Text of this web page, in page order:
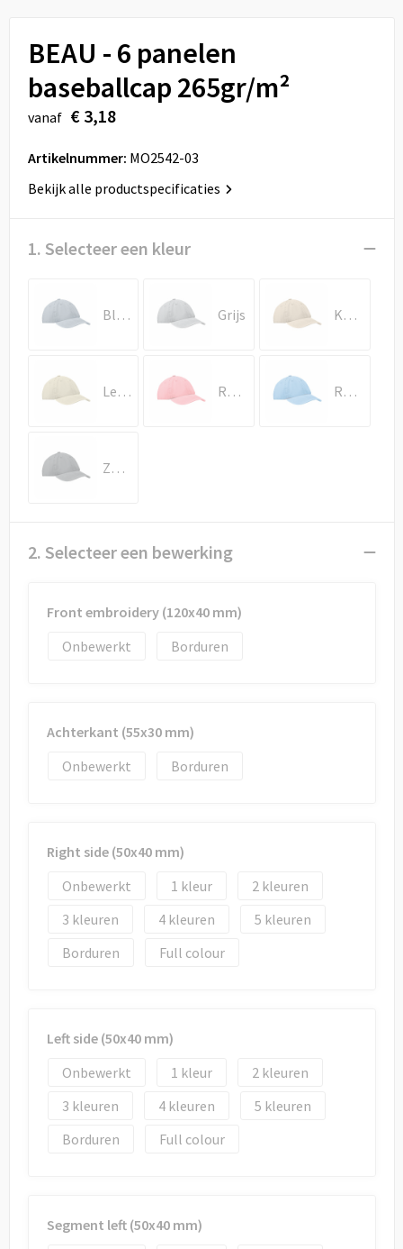
Veiligheid, Auto en Fiets
Vrije tijd en Strand
Aanstekers
Rugzakken
Schoenentassen
Sporttassen
Autotassen
Draagtassen
Papieren tassen
BEAU - 6 panelen
baseballcap 265gr/m²
vanaf € 3,18
Artikelnummer: MO2542-03
Bekijk alle productspecificaties
1. Selecteer een kleur
Blauw Grijs Khaki
Legergroen Rood Royal Blauw
Zwart
2. Selecteer een bewerking
Front embroidery (120x40 mm)
Onbewerkt
Borduren
Achterkant (55x30 mm)
Onbewerkt
Borduren
Right side (50x40 mm)
Onbewerkt
1
2
3
4
5
Borduren
Full colour
Left side (50x40 mm)
Onbewerkt
1
2
3
4
5
Borduren
Full colour
Segment left (50x40 mm)